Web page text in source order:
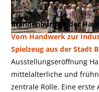
Brandenburg an der
Vom Handwerk zur
Spielzeug aus der Stadt
Ausstellungseröffnung
mittelalterliche und
zentrale Rolle. Eine